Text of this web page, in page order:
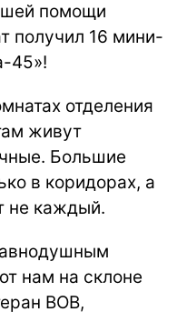
помощи
получил 16 мини-
45»!
отделения
живут
Большие
в коридорах, а
не каждый.
нам на склоне
ВОВ,